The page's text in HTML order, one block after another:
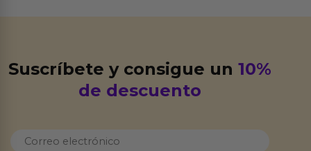
Suscríbete y consigue un10%
de descuento